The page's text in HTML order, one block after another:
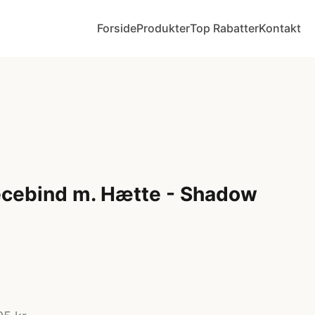
ForsideProdukterTop RabatterKontakt
m. Hætte - Shadow